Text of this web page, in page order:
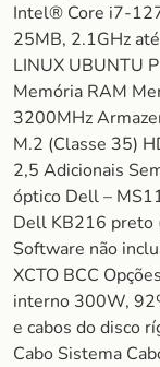
Intel® Core i7-
25MB, 2.1GHz
LINUX UBUNTU
Memória RAM
3200MHz
M.2 (Classe 35)
2,5 Adicionais
óptico Dell –
Dell KB216 preto
Software não
XCTO BCC
interno 300W,
e cabos do disco
Cabo Sistema